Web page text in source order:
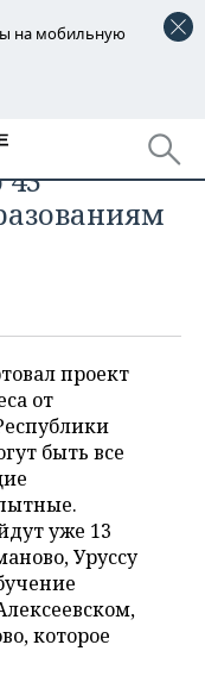
на мобильную
с
проект
от
быть все
уже 13
Уруссу
которое